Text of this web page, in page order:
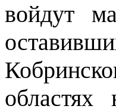
войдут
областях